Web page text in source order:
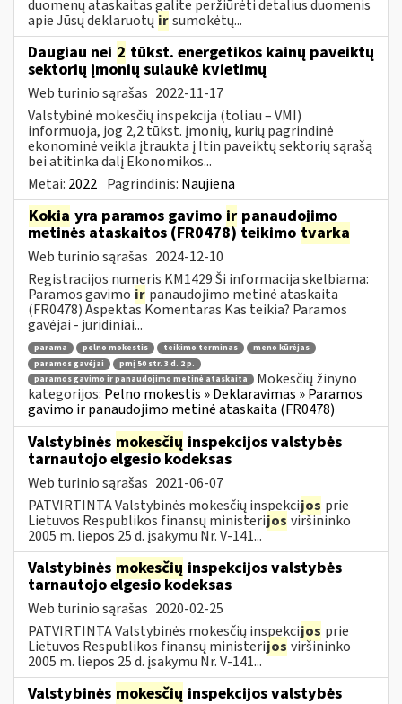
duomenų ataskaitas galite peržiūrėti detalius duomenis
apie Jūsų deklaruotų irsumokėtų...
Daugiau nei 2 tūkst. energetikos kainų paveiktų
sektorių įmonių sulaukė kvietimų
Web turinio sąrašas 2022-11-17
Valstybinė mokesčių inspekcija (toliau – VMI)
informuoja, jog 2,2 tūkst. įmonių, kurių pagrindinė
ekonominė veikla įtraukta į Itin paveiktų sektorių sąrašą
bei atitinka dalį Ekonomikos...
Metai: 2022 Pagrindinis: Naujiena
Kokia yra paramos gavimo ir panaudojimo
metinės ataskaitos (FR0478) teikimo tvarka
Web turinio sąrašas 2024-12-10
Registracijos numeris KM1429 Ši informacija skelbiama:
Paramos gavimo ir panaudojimo metinė ataskaita
(FR0478) Aspektas Komentaras Kas teikia? Paramos
gavėjai - juridiniai...
parama pelno mokestis teikimo terminas
meno kūrėjas
paramos gavėjai
pmį 50 str. 3 d. 2 p.
paramos gavimo ir panaudojimo metinė ataskaita
Mokesčių žinyno
kategorijos: Pelno mokestis » Deklaravimas » Paramos
gavimo ir panaudojimo metinė ataskaita (FR0478)
Valstybinės mokesčių inspekcijos valstybės
tarnautojo elgesio kodeksas
Web turinio sąrašas 2021-06-07
PATVIRTINTA Valstybinės mokesčių inspekcijos prie
Lietuvos Respublikos finansų ministerijos viršininko
2005 m. liepos 25 d. įsakymu Nr. V-141...
Valstybinės mokesčių inspekcijos valstybės
tarnautojo elgesio kodeksas
Web turinio sąrašas 2020-02-25
PATVIRTINTA Valstybinės mokesčių inspekcijos prie
Lietuvos Respublikos finansų ministerijos viršininko
2005 m. liepos 25 d. įsakymu Nr. V-141...
Valstybinės mokesčių inspekcijos valstybės